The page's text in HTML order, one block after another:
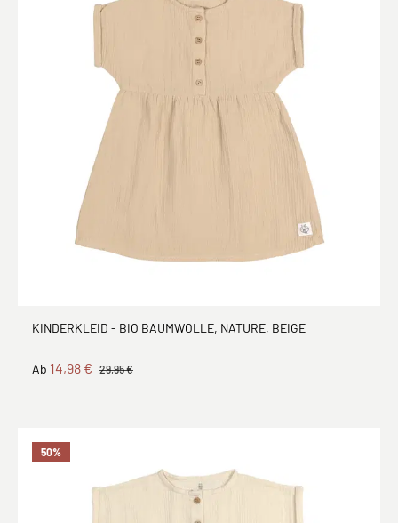
KINDERKLEID - BIO BAUMWOLLE, NATURE, BEIGE
Ab 14,98 € 29,95 €
50%